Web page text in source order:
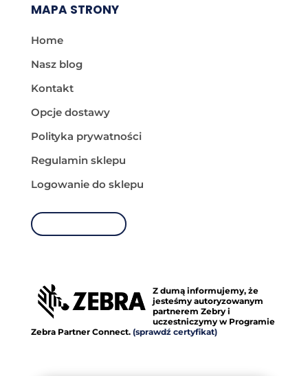
MAPA STRONY
Home
Nasz blog
Kontakt
Opcje dostawy
Polityka prywatności
Regulamin sklepu
Logowanie do sklepu
Z dumą informujemy, że
jesteśmy autoryzowanym
partnerem Zebry i
uczestniczymy w Programie
Zebra Partner Connect. (sprawdź certyfikat)